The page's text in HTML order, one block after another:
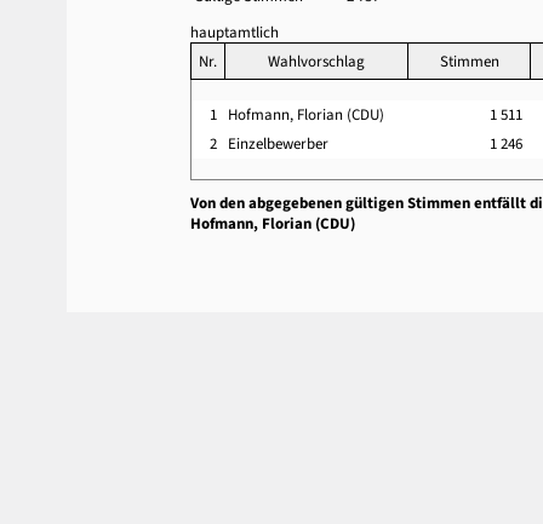
hauptamtlich
Nr.
Wahlvorschlag Stimmen
1 Hofmann, Florian (CDU)
1 511
2 Einzelbewerber 1 246
Von den abgegebenen gültigen Stimmen entfällt
Hofmann, Florian (CDU)